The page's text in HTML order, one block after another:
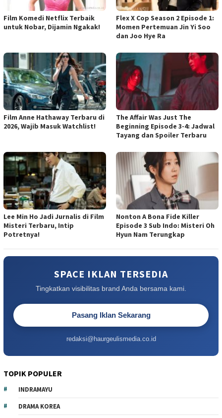
Film Komedi Netflix Terbaik
untuk Nobar, Dijamin Ngakak!
Flex X Cop Season 2 Episode 1:
Momen Pertemuan Jin Yi Soo
dan Joo Hye Ra
Film Anne Hathaway Terbaru di
2026, Wajib Masuk Watchlist!
The Affair Was Just The
Beginning Episode 3-4: Jadwal
Tayang dan Spoiler Terbaru
Lee Min Ho Jadi Jurnalis di Film
Misteri Terbaru, Intip
Potretnya!
Nonton A Bona Fide Killer
Episode 3 Sub Indo: Misteri Oh
Hyun Nam Terungkap
SPACE IKLAN TERSEDIA
Tingkatkan visibilitas brand Anda bersama kami.
Pasang Iklan Sekarang
redaksi@haurgeulismedia.co.id
TOPIK POPULER
INDRAMAYU
DRAMA KOREA